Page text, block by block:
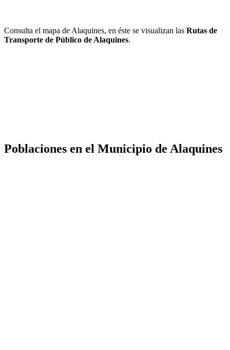
Consulta el mapa de Alaquines, en éste se visualizan las Rutas de
Transporte de Público de Alaquines.
Poblaciones en el Municipio de Alaquines